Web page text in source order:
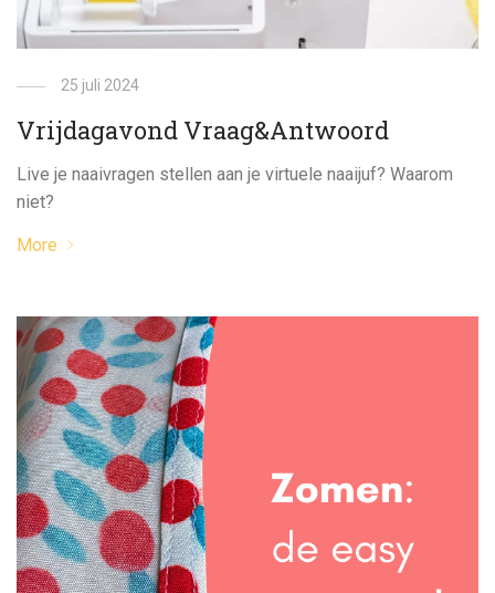
25 juli 2024
Vrijdagavond Vraag&Antwoord
Live je naaivragen stellen aan je virtuele naaijuf? Waarom
niet?
More